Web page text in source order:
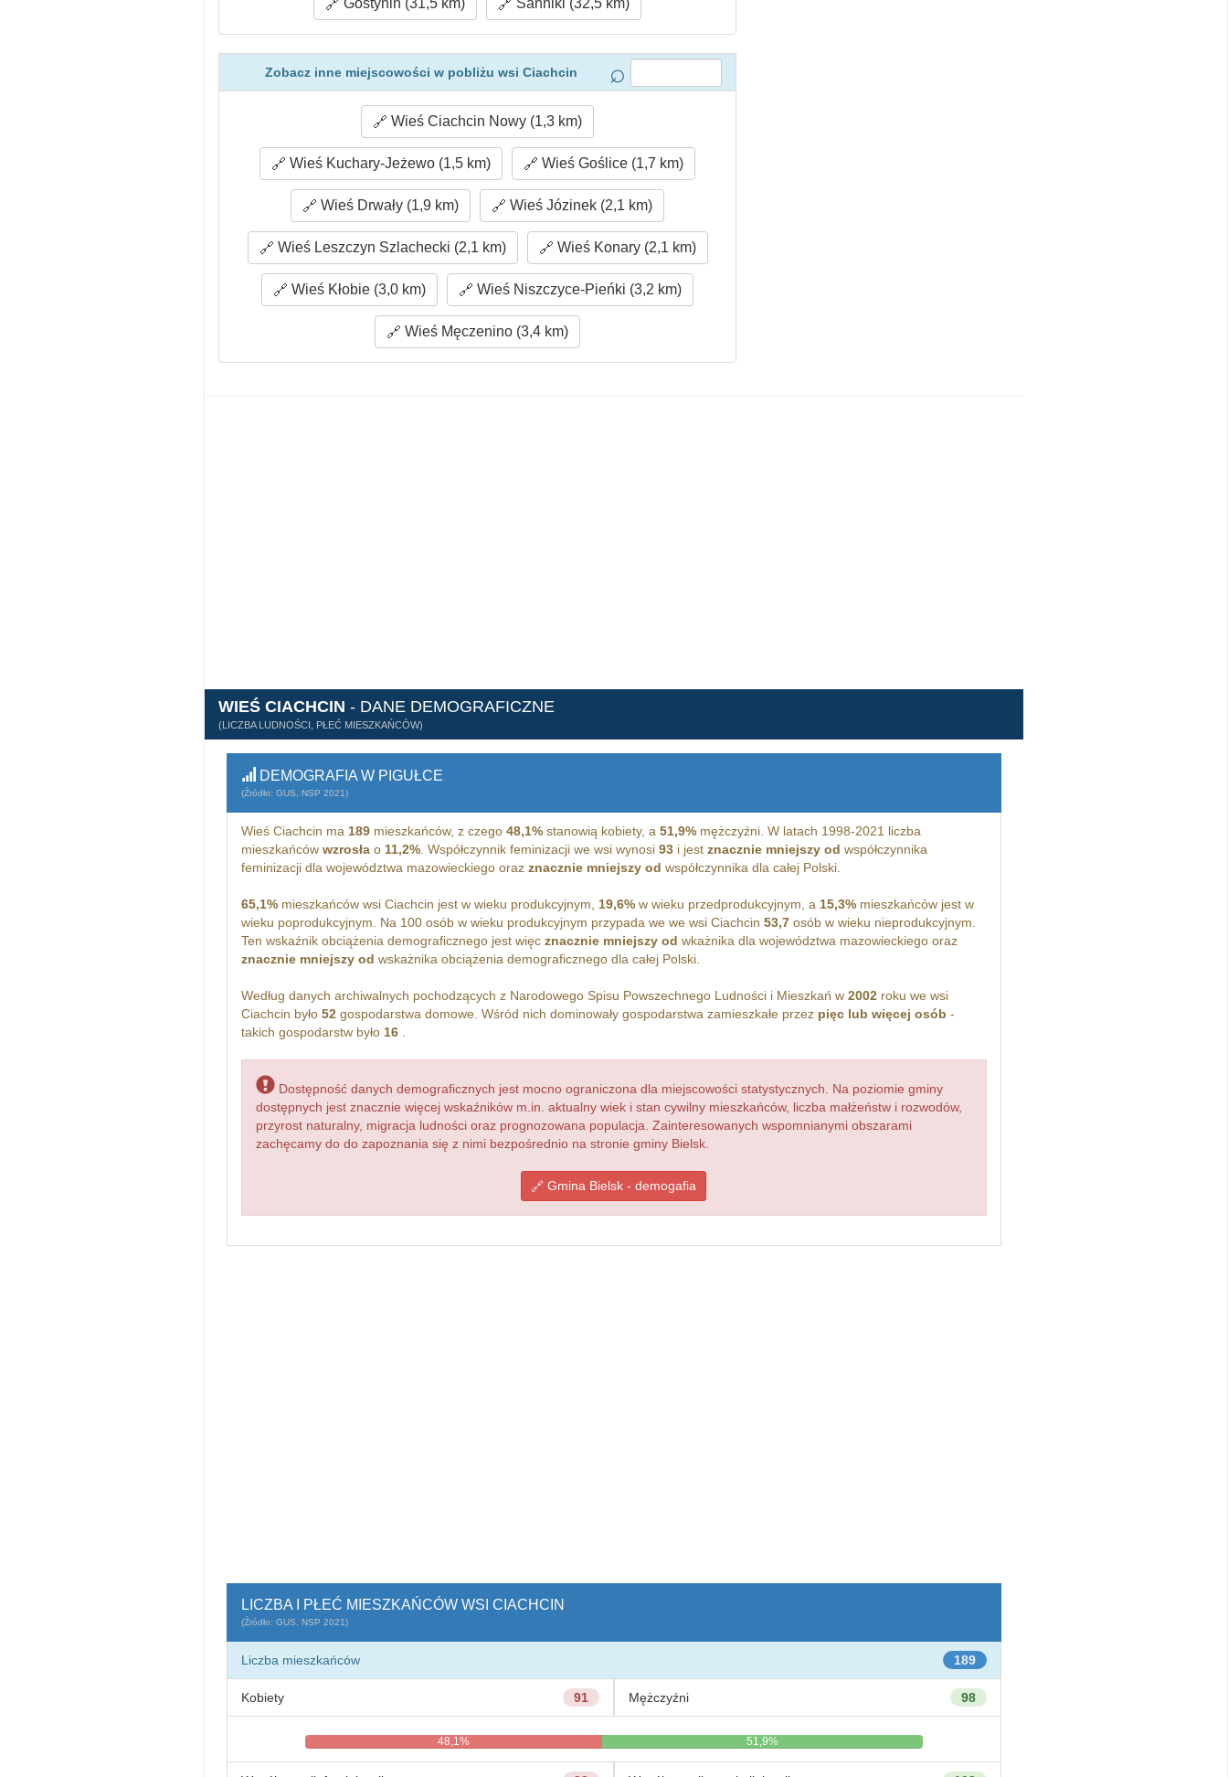
Gostynin (31,5 km) Sanniki (32,5 km)
Zobacz inne miejscowości w pobliżu wsi Ciachcin
Wieś Ciachcin Nowy (1,3 km)
Wieś Kuchary-Jeżewo (1,5 km) Wieś Goślice (1,7 km)
Wieś Drwały (1,9 km) Wieś Józinek (2,1 km)
Wieś Leszczyn Szlachecki (2,1 km) Wieś Konary (2,1 km)
Wieś Kłobie (3,0 km) Wieś Niszczyce-Pieńki (3,2 km)
Wieś Męczenino (3,4 km)
WIEŚ CIACHCIN - DANE DEMOGRAFICZNE
(LICZBA LUDNOŚCI, PŁEĆ MIESZKAŃCÓW)
DEMOGRAFIA W PIGUŁCE
(Źródło: GUS, NSP 2021)
Wieś Ciachcin ma 189mieszkańców, z czego 48,1%stanowią kobiety, a 51,9%mężczyźni. W latach 1998-2021 liczba
mieszkańców wzrosłao 11,2%. Współczynnik feminizacji we wsi wynosi 93i jest znacznie mniejszy od współczynnika
feminizacji dla województwa mazowieckiego oraz znacznie mniejszy od współczynnika dla całej Polski.
65,1%mieszkańców wsi Ciachcin jest w wieku produkcyjnym, 19,6%w wieku przedprodukcyjnym, a 15,3%mieszkańców jest w
wieku poprodukcyjnym. Na 100 osób w wieku produkcyjnym przypada we we wsi Ciachcin 53,7osób w wieku nieprodukcyjnym.
Ten wskaźnik obciążenia demograficznego jest więc znacznie mniejszy od wkażnika dla województwa mazowieckiego oraz
znacznie mniejszy od wskażnika obciążenia demograficznego dla całej Polski.
Według danych archiwalnych pochodzących z Narodowego Spisu Powszechnego Ludności i Mieszkań w 2002roku we wsi
Ciachcin było 52gospodarstwa domowe. Wśród nich dominowały gospodarstwa zamieszkałe przez pięc lub więcej osób -
takich gospodarstw było 16.
Dostępność danych demograficznych jest mocno ograniczona dla miejscowości statystycznych. Na poziomie gminy
dostępnych jest znacznie więcej wskaźników m.in. aktualny wiek i stan cywilny mieszkańców, liczba małżeństw i rozwodów,
przyrost naturalny, migracja ludności oraz prognozowana populacja. Zainteresowanych wspomnianymi obszarami
zachęcamy do do zapoznania się z nimi bezpośrednio na stronie gminy Bielsk.
Gmina Bielsk - demogafia
LICZBA I PŁEĆ MIESZKAŃCÓW WSI CIACHCIN
(Źródło: GUS, NSP 2021)
189
Liczba mieszkańców
91
Kobiety 98
Mężczyźni
48,1% 51,9%